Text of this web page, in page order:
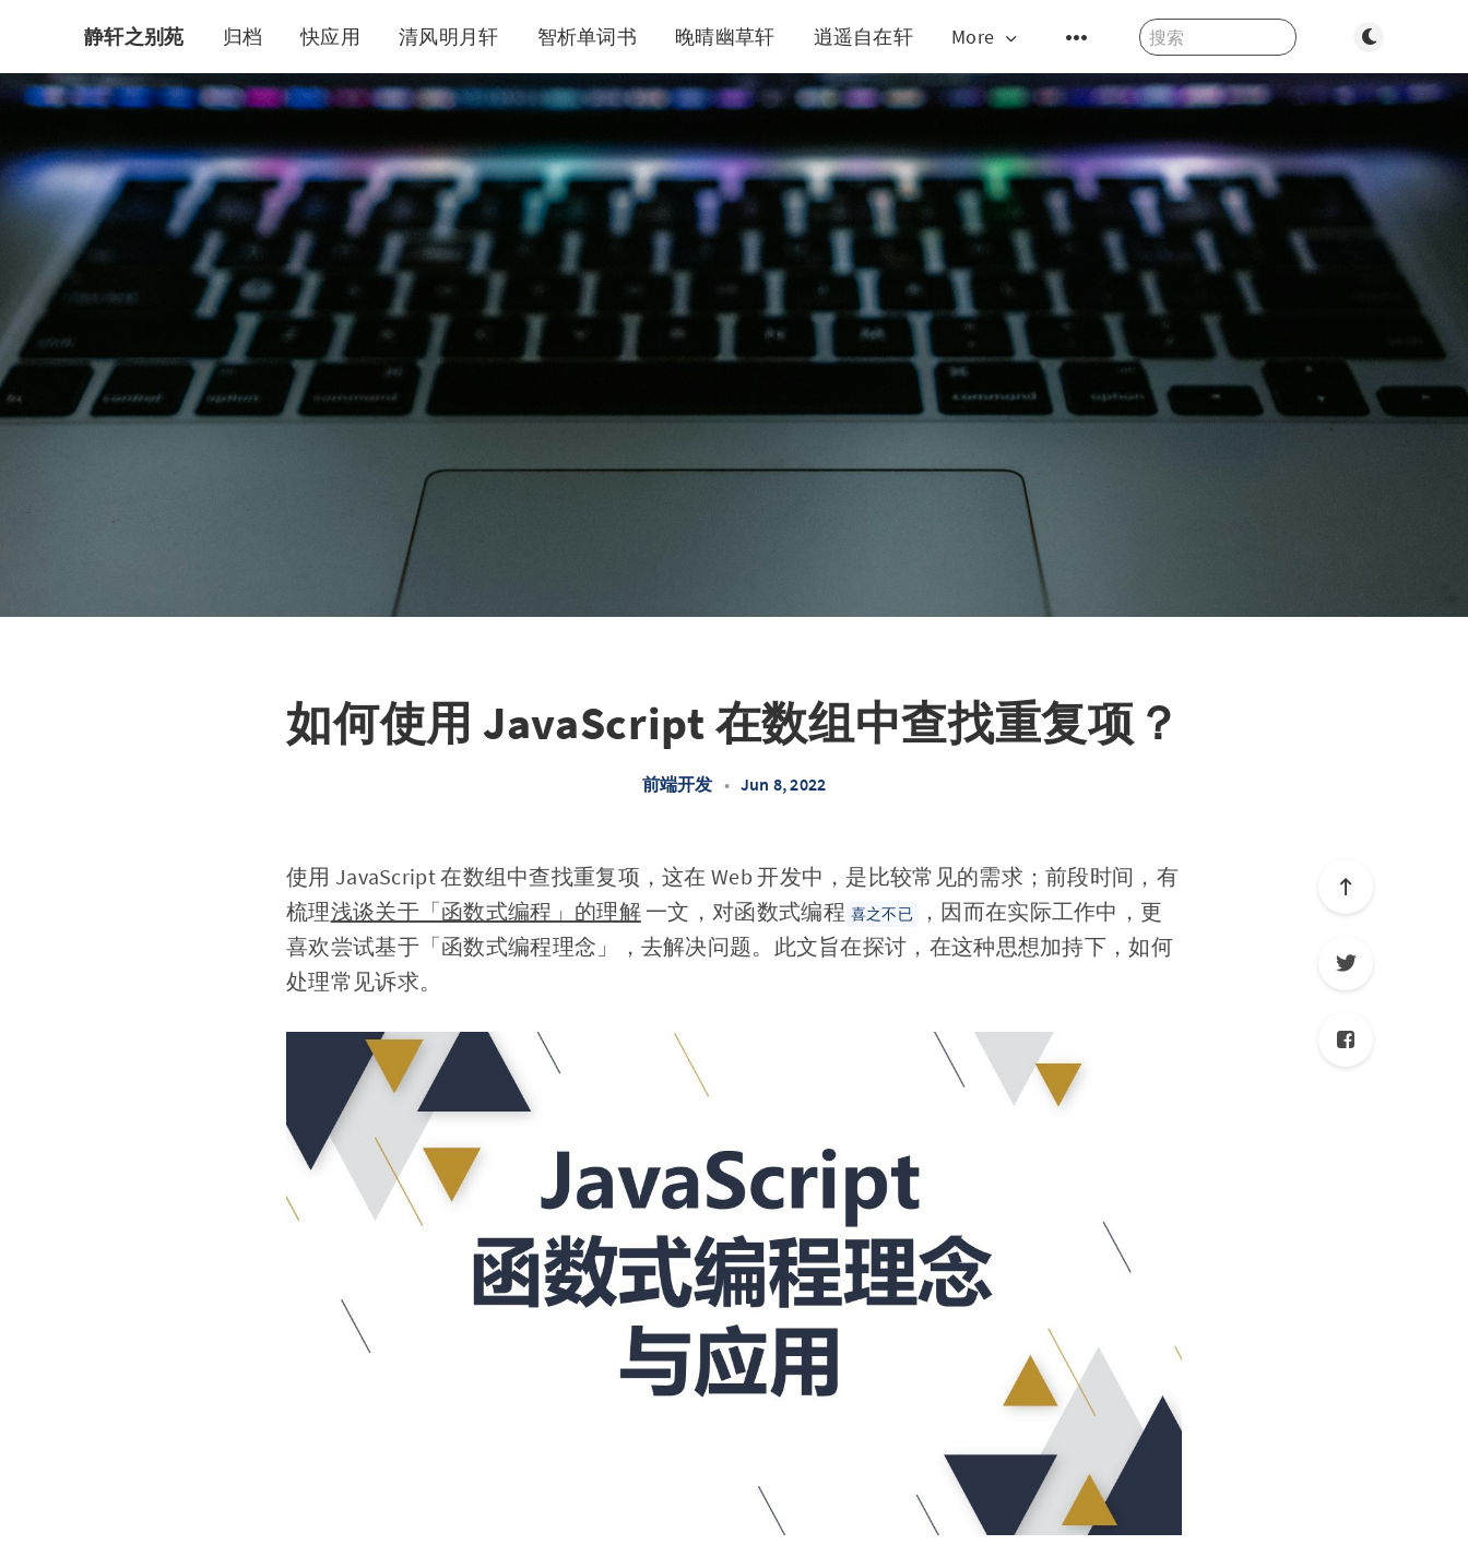
静轩之别苑 归档 快应用 清风明月轩 智析单词书 晚晴幽草轩 逍遥自在轩 More Toggle dark
如何使用 JavaScript 在数组中查找重复项？
前端开发 • Jun 8, 2022
使用 JavaScript 在数组中查找重复项，这在 Web 开发中，是比较常见的需求；前段时间，有
梳理浅谈关于「函数式编程」的理解一文，对函数式编程 喜之不已
，因而在实际工作中，更
喜欢尝试基于「函数式编程理念」，去解决问题。此文旨在探讨，在这种思想加持下，如何
处理常见诉求。